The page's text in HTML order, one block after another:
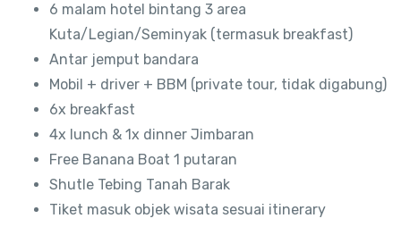
6 malam hotel bintang 3 area
Kuta/Legian/Seminyak (termasuk breakfast)
Antar jemput bandara
Mobil + driver + BBM (private tour, tidak digabung)
6x breakfast
4x lunch & 1x dinner Jimbaran
Free Banana Boat 1 putaran
Shutle Tebing Tanah Barak
Tiket masuk objek wisata sesuai itinerary